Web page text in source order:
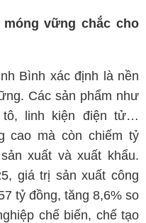
vững chắc cho
Bình xác định là nền
Các sản phẩm như
tô, linh kiện điện tử…
cao mà còn chiếm tỷ
xuất và xuất khẩu.
giá trị sản xuất công
tỷ đồng, tăng 8,6% so
chế biến, chế tạo